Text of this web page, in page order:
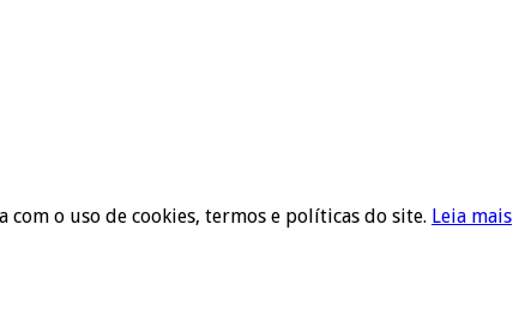
com o uso de cookies, termos e políticas do site. Leia mais